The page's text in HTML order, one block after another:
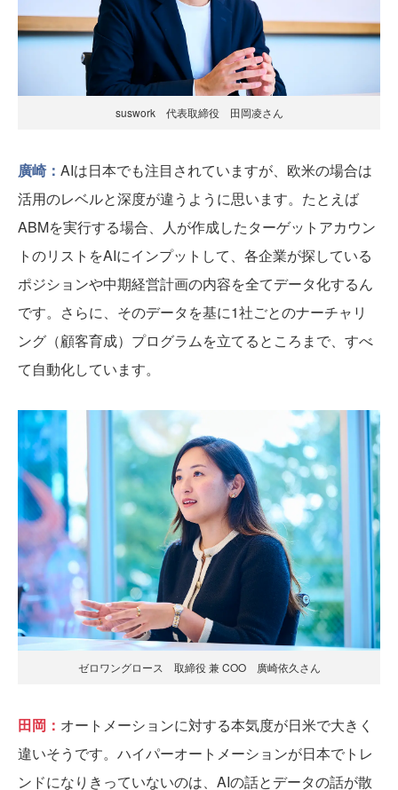
suswork 代表取締役 田岡凌さん
廣崎： AIは日本でも注目されていますが、欧米の場合は
活用のレベルと深度が違うように思います。たとえば
ABMを実行する場合、人が作成したターゲットアカウン
トのリストをAIにインプットして、各企業が探している
ポジションや中期経営計画の内容を全てデータ化するん
です。さらに、そのデータを基に1社ごとのナーチャリ
ング（顧客育成）プログラムを立てるところまで、すべ
て自動化しています。
ゼロワングロース 取締役 兼 COO 廣崎依久さん
田岡： オートメーションに対する本気度が日米で大きく
違いそうです。ハイパーオートメーションが日本でトレ
ンドになりきっていないのは、AIの話とデータの話が散